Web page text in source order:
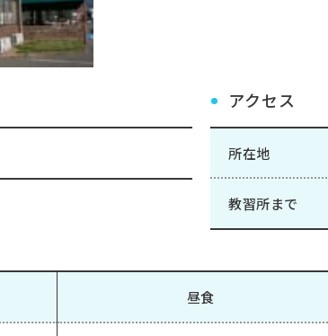
アクセス
所在地
教習所まで
昼食